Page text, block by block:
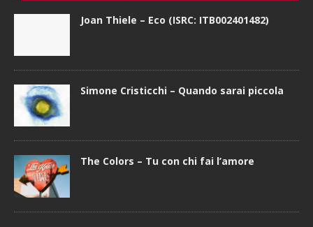
Joan Thiele – Eco (ISRC: ITB002401482)
Simone Cristicchi – Quando sarai piccola
The Colors – Tu con chi fai l’amore